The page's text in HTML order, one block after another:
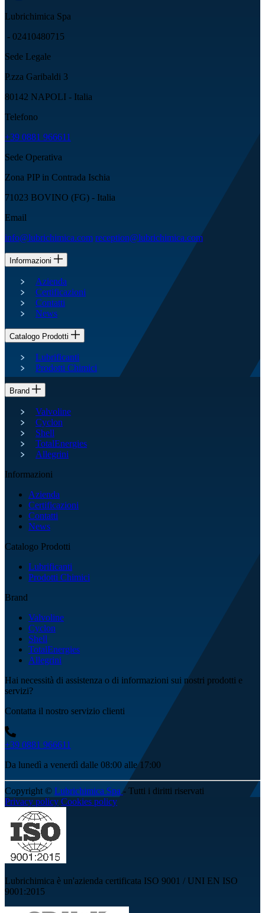
Lubrichimica Spa
- 02410480715
Sede Legale
P.zza Garibaldi 3
80142 NAPOLI - Italia
Telefono
+39 0881 966611
Sede Operativa
Zona PIP in Contrada Ischia
71023 BOVINO (FG) - Italia
Email
info@lubrichimica.com reception@lubrichimica.com
Informazioni
Azienda
Certificazioni
Contatti
News
Catalogo Prodotti
Lubrificanti
Prodotti Chimici
Brand
Valvoline
Cyclon
Shell
TotalEnergies
Allegrini
Informazioni
Azienda
Certificazioni
Contatti
News
Catalogo Prodotti
Lubrificanti
Prodotti Chimici
Brand
Valvoline
Cyclon
Shell
TotalEnergies
Allegrini
Hai necessità di assistenza o di informazioni sui nostri prodotti e
servizi?
Contatta il nostro servizio clienti
+39 0881 966611
Da lunedì a venerdì dalle 08:00 alle 17:00
Copyright © Lubrichimica Spa- Tutti i diritti riservati
Privacy policy Cookies policy
Lubrichimica è un'azienda certificata ISO 9001 / UNI EN ISO
9001:2015